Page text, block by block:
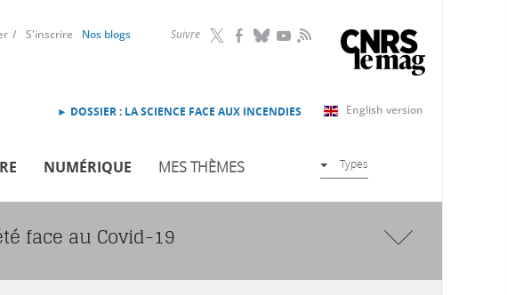
Suivre RSS
S'inscrire Nos blogs
English version
► DOSSIER : LA SCIENCE FACE AUX INCENDIES
NUMÉRIQUE MES THÈMES Types
face au Covid-19